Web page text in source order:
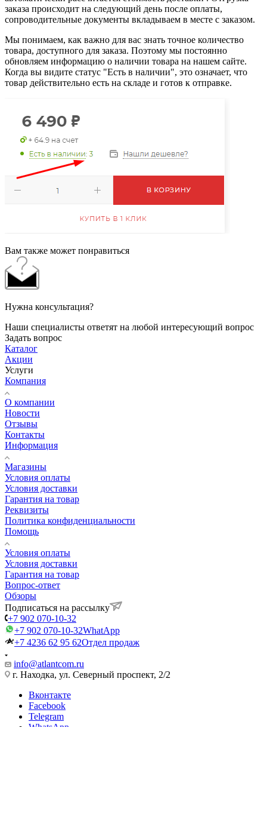
заказа происходит на следующий день после оплаты,
сопроводительные документы вкладываем в месте с заказом.
Мы понимаем, как важно для вас знать точное количество
товара, доступного для заказа. Поэтому мы постоянно
обновляем информацию о наличии товара на нашем сайте.
Когда вы видите статус "Есть в наличии", это означает, что
товар действительно есть на складе и готов к отправке.
Вам также может понравиться
Нужна консультация?
Наши специалисты ответят на любой интересующий вопрос
Задать вопрос
Каталог
Акции
Услуги
Компания
О компании
Новости
Отзывы
Контакты
Информация
Магазины
Условия оплаты
Условия доставки
Гарантия на товар
Реквизиты
Политика конфиденциальности
Помощь
Условия оплаты
Условия доставки
Гарантия на товар
Вопрос-ответ
Обзоры
Подписаться на рассылку
+7 902 070-10-32
+7 902 070-10-32WhatApp
+7 4236 62 95 62Отдел продаж
info@atlantcom.ru
г. Находка, ул. Северный проспект, 2/2
Вконтакте
Facebook
Telegram
WhatsApp